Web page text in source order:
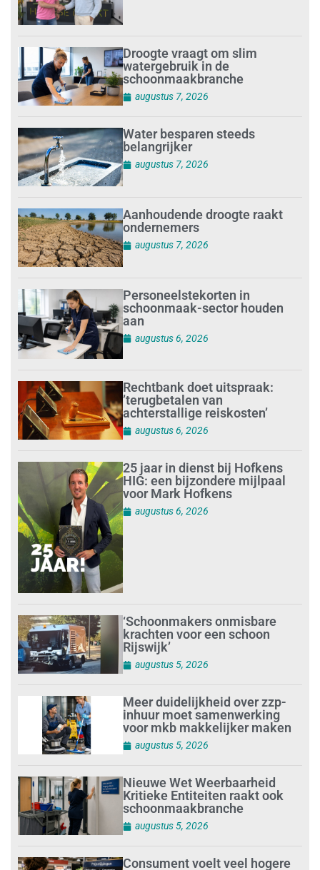
Droogte vraagt om slim
watergebruik in de
schoonmaakbranche
augustus 7, 2026
Water besparen steeds
belangrijker
augustus 7, 2026
Aanhoudende droogte raakt
ondernemers
augustus 7, 2026
Personeelstekorten in
schoonmaak-sector houden
aan
augustus 6, 2026
Rechtbank doet uitspraak:
’terugbetalen van
achterstallige reiskosten’
augustus 6, 2026
25 jaar in dienst bij Hofkens
HIG: een bijzondere mijlpaal
voor Mark Hofkens
augustus 6, 2026
‘Schoonmakers onmisbare
krachten voor een schoon
Rijswijk’
augustus 5, 2026
Meer duidelijkheid over zzp-
inhuur moet samenwerking
voor mkb makkelijker maken
augustus 5, 2026
Nieuwe Wet Weerbaarheid
Kritieke Entiteiten raakt ook
schoonmaakbranche
augustus 5, 2026
Consument voelt veel hogere